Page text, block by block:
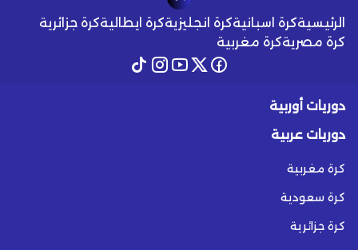
الرئيسيةكرة اسبانيةكرة انجليزيةكرة ايطاليةكرة جزائرية
كرة مصريةكرة مغربية
دوريات أوربية
دوريات عربية
كرة مغربية
كرة سعودية
كرة جزائرية